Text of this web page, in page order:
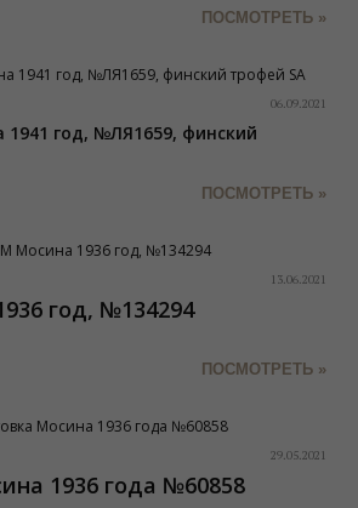
ПОСМОТРЕТЬ »
06.09.2021
год, №ЛЯ1659, финский
ПОСМОТРЕТЬ »
13.06.2021
год, №134294
ПОСМОТРЕТЬ »
29.05.2021
1936 года №60858